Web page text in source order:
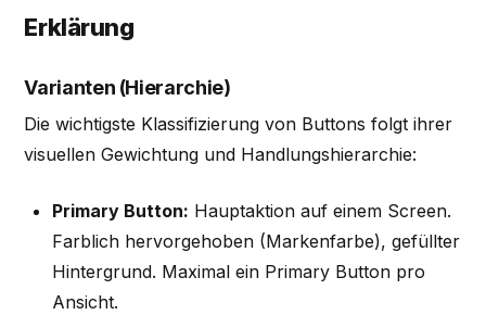
Erklärung
Varianten (Hierarchie)
Die wichtigste Klassifizierung von Buttons folgt ihrer
visuellen Gewichtung und Handlungshierarchie:
Primary Button: Hauptaktion auf einem Screen.
Farblich hervorgehoben (Markenfarbe), gefüllter
Hintergrund. Maximal ein Primary Button pro
Ansicht.